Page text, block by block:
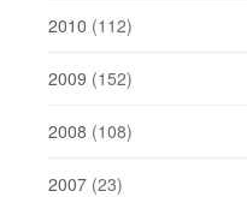
2010 (112)
2009 (152)
2008 (108)
2007 (23)